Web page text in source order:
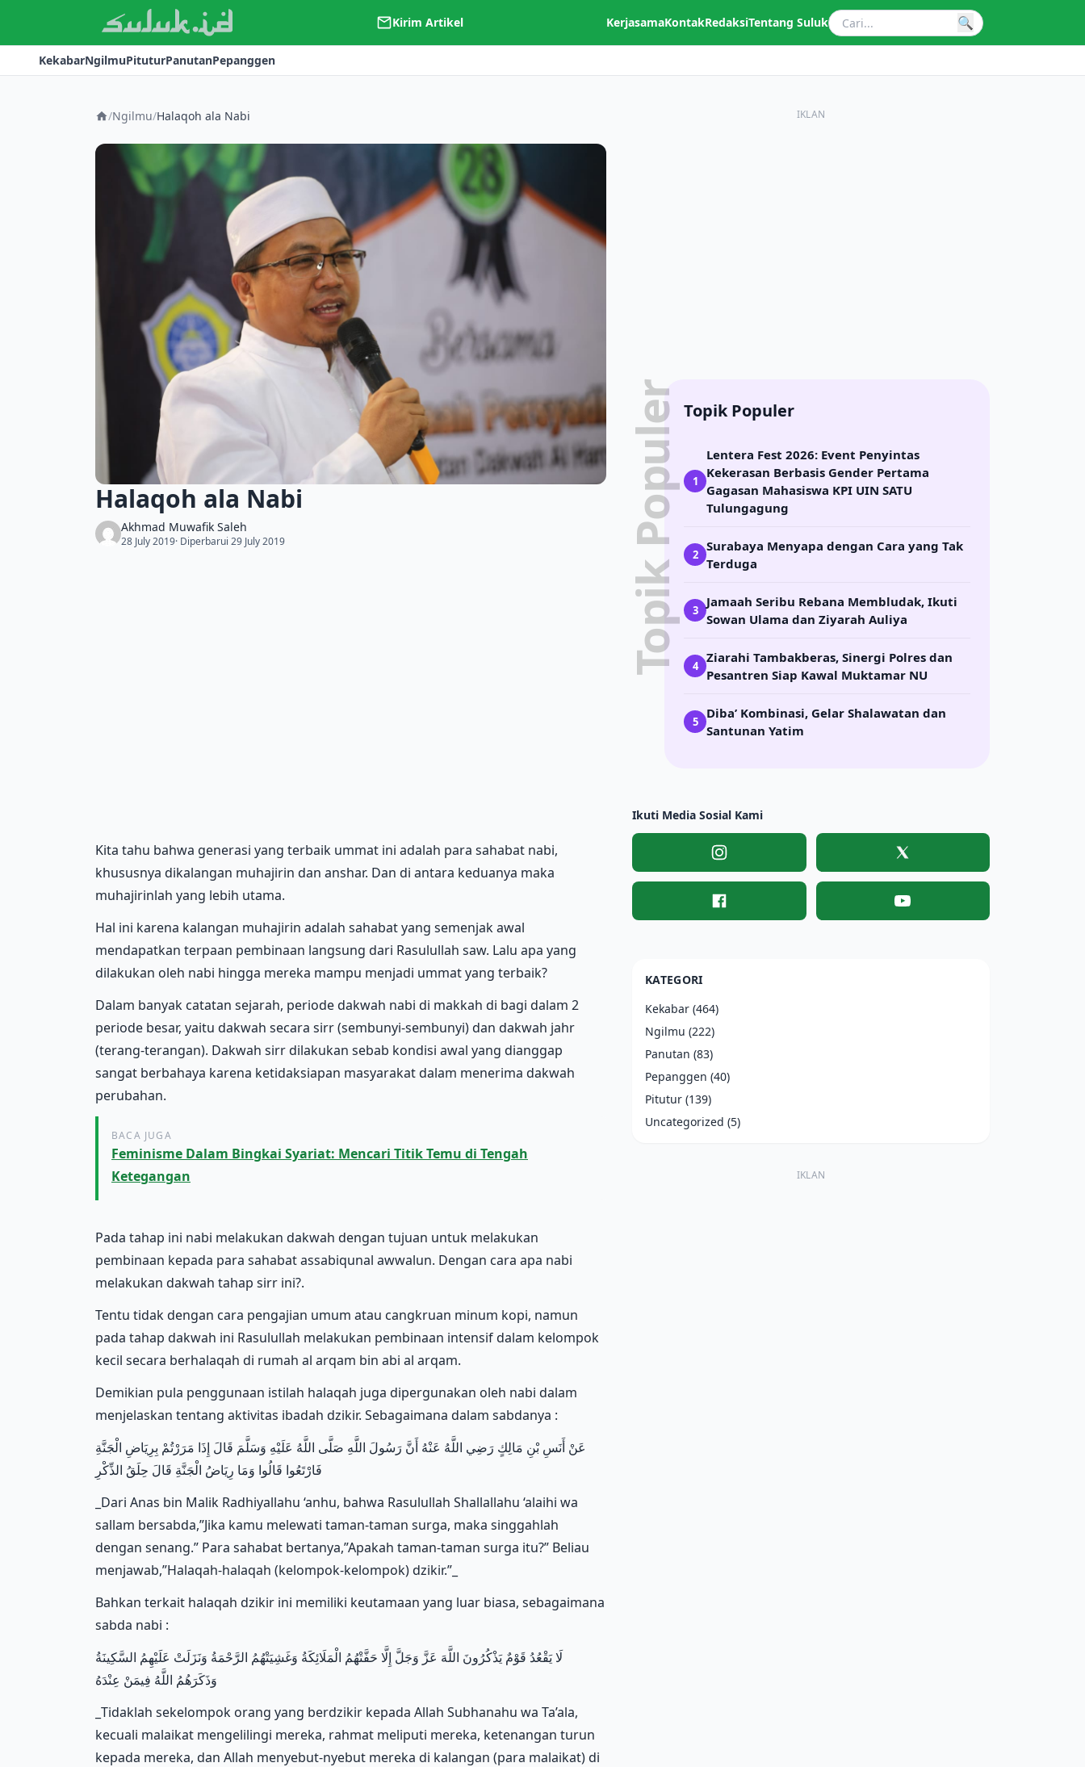
Kirim Artikel KerjasamaKontakRedaksiTentang Suluk 🔍
KekabarNgilmuPituturPanutanPepanggen
/Ngilmu/Halaqoh ala Nabi
Halaqoh ala Nabi
Akhmad Muwafik Saleh
28 July 2019· Diperbarui 29 July 2019
Kita tahu bahwa generasi yang terbaik ummat ini adalah para sahabat nabi,
khususnya dikalangan muhajirin dan anshar. Dan di antara keduanya maka
muhajirinlah yang lebih utama.
Hal ini karena kalangan muhajirin adalah sahabat yang semenjak awal
mendapatkan terpaan pembinaan langsung dari Rasulullah saw. Lalu apa yang
dilakukan oleh nabi hingga mereka mampu menjadi ummat yang terbaik?
Dalam banyak catatan sejarah, periode dakwah nabi di makkah di bagi dalam 2
periode besar, yaitu dakwah secara sirr (sembunyi-sembunyi) dan dakwah jahr
(terang-terangan). Dakwah sirr dilakukan sebab kondisi awal yang dianggap
sangat berbahaya karena ketidaksiapan masyarakat dalam menerima dakwah
perubahan.
BACA JUGA
Feminisme Dalam Bingkai Syariat: Mencari Titik Temu di Tengah
Ketegangan
Pada tahap ini nabi melakukan dakwah dengan tujuan untuk melakukan
pembinaan kepada para sahabat assabiqunal awwalun. Dengan cara apa nabi
melakukan dakwah tahap sirr ini?.
Tentu tidak dengan cara pengajian umum atau cangkruan minum kopi, namun
pada tahap dakwah ini Rasulullah melakukan pembinaan intensif dalam kelompok
kecil secara berhalaqah di rumah al arqam bin abi al arqam.
Demikian pula penggunaan istilah halaqah juga dipergunakan oleh nabi dalam
menjelaskan tentang aktivitas ibadah dzikir. Sebagaimana dalam sabdanya :
عَنْ أَنَسِ بْنِ مَالِكٍ رَضِي اللَّهُ عَنْهُ أَنَّ رَسُولَ اللَّهِ صَلَّى اللَّهُ عَلَيْهِ وَسَلَّمَ قَالَ إِذَا مَرَرْتُمْ بِرِيَاضِ الْجَنَّةِ
فَارْتَعُوا قَالُوا وَمَا رِيَاضُ الْجَنَّةِ قَالَ حِلَقُ الذِّكْرِ
_Dari Anas bin Malik Radhiyallahu ‘anhu, bahwa Rasulullah Shallallahu ‘alaihi wa
sallam bersabda,”Jika kamu melewati taman-taman surga, maka singgahlah
dengan senang.” Para sahabat bertanya,”Apakah taman-taman surga itu?” Beliau
menjawab,”Halaqah-halaqah (kelompok-kelompok) dzikir.”_
Bahkan terkait halaqah dzikir ini memiliki keutamaan yang luar biasa, sebagaimana
sabda nabi :
لَا يَقْعُدُ قَوْمٌ يَذْكُرُونَ اللَّهَ عَزَّ وَجَلَّ إِلَّا حَفَّتْهُمُ الْمَلَائِكَةُ وَغَشِيَتْهُمُ الرَّحْمَةُ وَنَزَلَتْ عَلَيْهِمُ السَّكِينَةُ
وَذَكَرَهُمُ اللَّهُ فِيمَنْ عِنْدَهُ
_Tidaklah sekelompok orang yang berdzikir kepada Allah Subhanahu wa Ta’ala,
kecuali malaikat mengelilingi mereka, rahmat meliputi mereka, ketenangan turun
kepada mereka, dan Allah menyebut-nyebut mereka di kalangan (para malaikat) di
IKLAN
Topik PopulerTopik Populer
1
Lentera Fest 2026: Event Penyintas
Kekerasan Berbasis Gender Pertama
Gagasan Mahasiswa KPI UIN SATU
Tulungagung
2
Surabaya Menyapa dengan Cara yang Tak
Terduga
3
Jamaah Seribu Rebana Membludak, Ikuti
Sowan Ulama dan Ziyarah Auliya
4
Ziarahi Tambakberas, Sinergi Polres dan
Pesantren Siap Kawal Muktamar NU
5
Diba’ Kombinasi, Gelar Shalawatan dan
Santunan Yatim
Ikuti Media Sosial Kami
Instagram X
Facebook YouTube
KATEGORI
Kekabar (464)
Ngilmu (222)
Panutan (83)
Pepanggen (40)
Pitutur (139)
Uncategorized (5)
IKLAN